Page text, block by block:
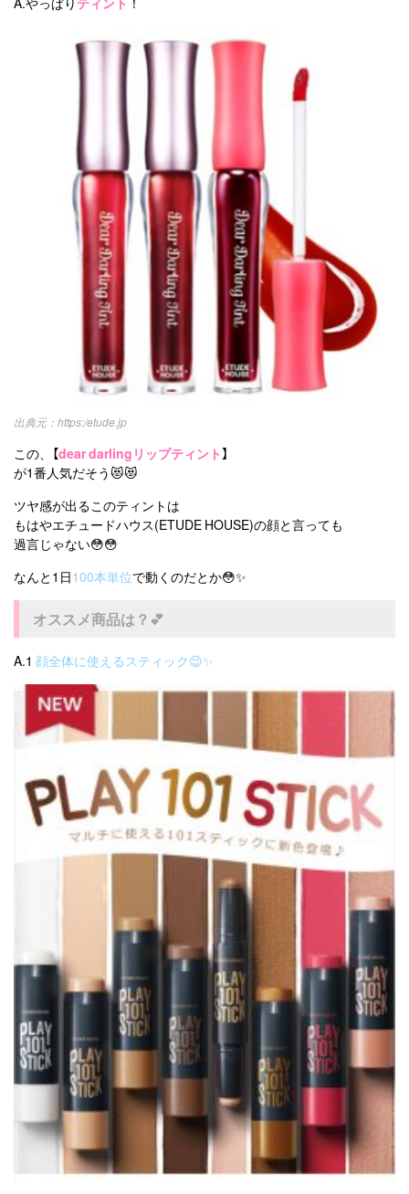
https:/etude.jp
この、【dear darlingリップティント】
が1番人気だそう😻😻
ツヤ感が出るこのティントは
もはやエチュードハウス(ETUDE HOUSE)の顔と言っても
過言じゃない😳😳
なんと1日100本単位で動くのだとか😳✨
オススメ商品は？💕
A.1 顔全体に使えるスティック😌✨